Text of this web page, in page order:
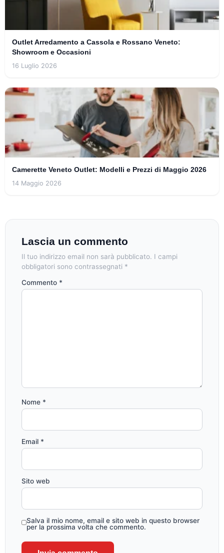
Outlet Arredamento a Cassola e Rossano Veneto:
Showroom e Occasioni
16 Luglio 2026
Camerette Veneto Outlet: Modelli e Prezzi di Maggio 2026
14 Maggio 2026
Lascia un commento
Il tuo indirizzo email non sarà pubblicato. I campi
obbligatori sono contrassegnati *
Commento *
Nome *
Email *
Sito web
Salva il mio nome, email e sito web in questo browser
per la prossima volta che commento.